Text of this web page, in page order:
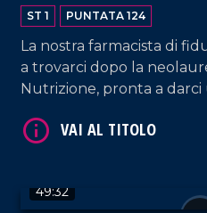
ST 1 PUNTATA 124
La nostra farmacista di
a trovarci dopo la
Nutrizione, pronta a
brani interpretati dalla
49:32
VAI AL TITOLO